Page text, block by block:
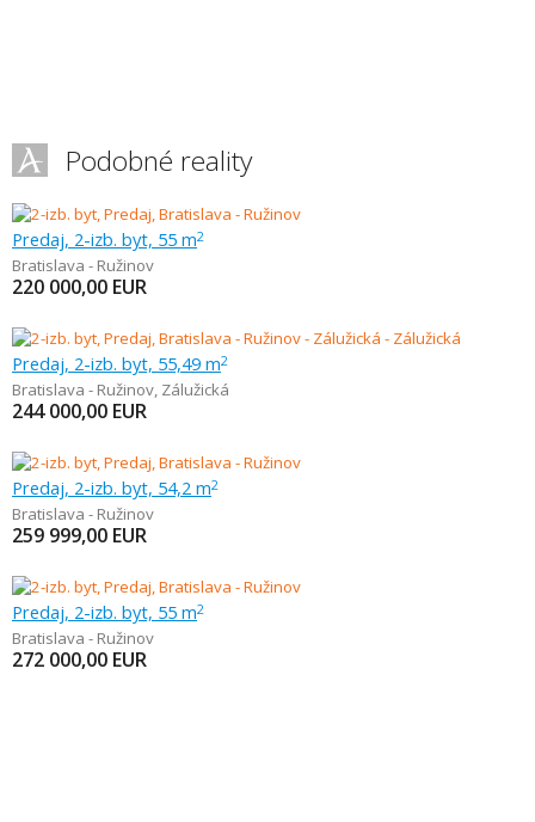
Podobné reality
Predaj, 2-izb. byt, 55 m2
Bratislava - Ružinov
220 000,00 EUR
Predaj, 2-izb. byt, 55,49 m2
Bratislava - Ružinov, Zálužická
244 000,00 EUR
Predaj, 2-izb. byt, 54,2 m2
Bratislava - Ružinov
259 999,00 EUR
Predaj, 2-izb. byt, 55 m2
Bratislava - Ružinov
272 000,00 EUR